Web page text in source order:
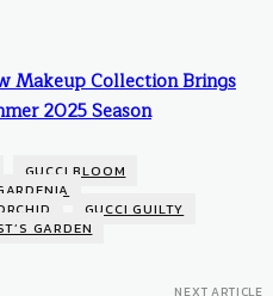
Makeup Collection Brings
2025 Season
GUCCI BLOOM
GUCCI GUILTY
GARDEN
NEXT ARTICLE